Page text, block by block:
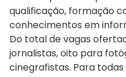
qualificação, formação
conhecimentos em
Do total de vagas
jornalistas, oito para
cinegrafistas. Para todas